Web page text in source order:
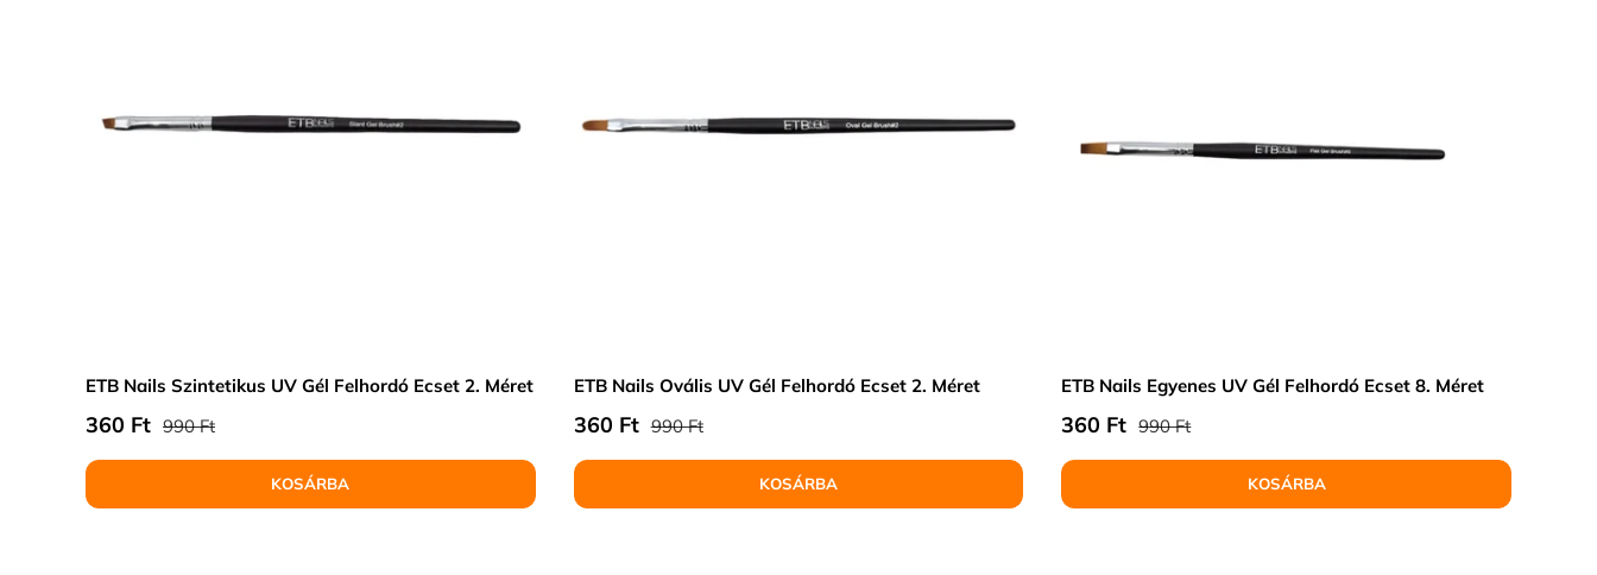
ETB Nails Szintetikus UV Gél Felhordó Ecset 2. Méret
Eladási ár
360 Ft Normál ár
990 Ft
KOSÁRBA
ETB Nails Ovális UV Gél Felhordó Ecset 2. Méret
Eladási ár
360 Ft Normál ár
990 Ft
KOSÁRBA
ETB Nails Egyenes UV Gél Felhordó Ecset 8. Méret
Eladási ár
360 Ft Normál ár
990 Ft
KOSÁRBA